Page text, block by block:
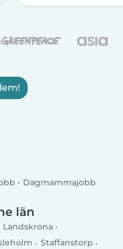
Dagmammajobb
län
Landskrona
Staffanstorp